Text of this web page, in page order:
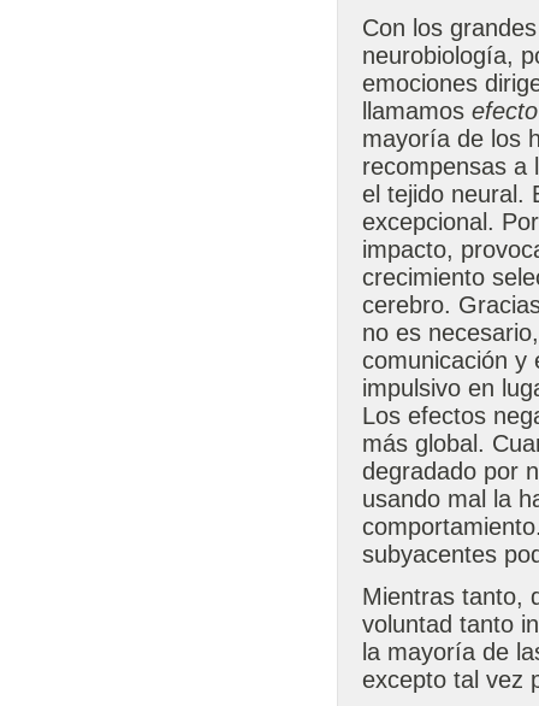
Con los
neurobiología,
emociones
llamamos
mayoría de los
recompensas a
el tejido neural.
excepcional.
impacto,
crecimiento
cerebro.
no es
comunicación y
impulsivo en
Los efectos
más global.
degradado por
usando mal la
subyacentes
Mientras tanto,
voluntad tanto
la mayoría de
excepto tal vez